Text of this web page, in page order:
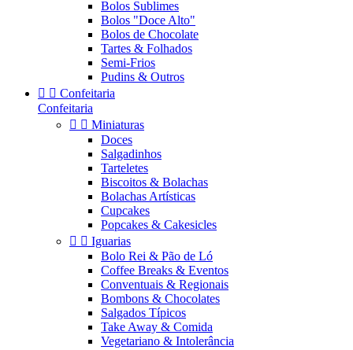
Bolos Sublimes
Bolos "Doce Alto"
Bolos de Chocolate
Tartes & Folhados
Semi-Frios
Pudins & Outros
  Confeitaria
Confeitaria
  Miniaturas
Doces
Salgadinhos
Tarteletes
Biscoitos & Bolachas
Bolachas Artísticas
Cupcakes
Popcakes & Cakesicles
  Iguarias
Bolo Rei & Pão de Ló
Coffee Breaks & Eventos
Conventuais & Regionais
Bombons & Chocolates
Salgados Típicos
Take Away & Comida
Vegetariano & Intolerância